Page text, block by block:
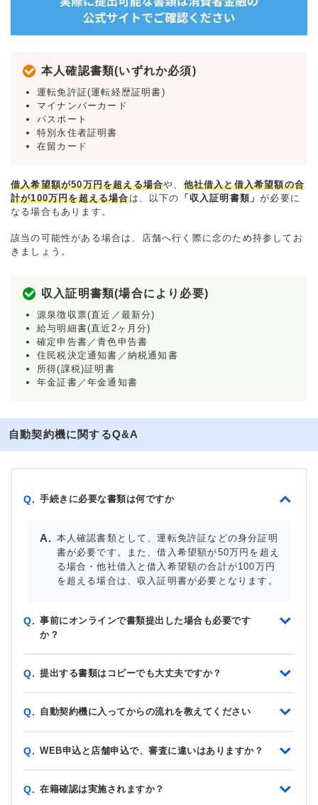
本人確認書類(いずれか必須)
運転免許証(運転経歴証明書)
マイナンバーカード
パスポート
特別永住者証明書
在留カード
借入希望額が50万円を超える場合や、 他社借入と借入希望額の合
計が100万円を超える場合は、以下の 「収入証明書類」が必要に
なる場合もあります。
該当の可能性がある場合は、店舗へ行く際に念のため持参してお
きましょう。
収入証明書類(場合により必要)
源泉徴収票(直近／最新分)
給与明細書(直近2ヶ月分)
確定申告書／青色申告書
住民税決定通知書／納税通知書
所得(課税)証明書
年金証書／年金通知書
自動契約機に関するQ&A
Q. 手続きに必要な書類は何ですか
本人確認書類として、運転免許証などの身分証明
書が必要です。また、借入希望額が50万円を超え
る場合・他社借入と借入希望額の合計が100万円
を超える場合は、収入証明書が必要となります。
Q. 事前にオンラインで書類提出した場合も必要です
か？
Q. 提出する書類はコピーでも大丈夫ですか？
Q. 自動契約機に入ってからの流れを教えてください
Q. WEB申込と店舗申込で、審査に違いはありますか？
Q. 在籍確認は実施されますか？